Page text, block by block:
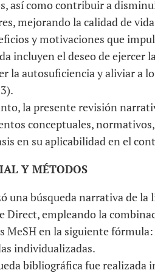
así como contribuir a
mejorando la calidad de
y motivaciones que
incluyen el deseo de ejercer
la autosuficiencia y aliviar a
la presente revisión
conceptuales,
en su aplicabilidad en el
Y MÉTODOS
una búsqueda narrativa de
Direct, empleando la
MeSH en la siguiente
individualizadas.
bibliográfica fue realizada